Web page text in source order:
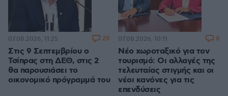
Στις 9 Σεπτεμβρίου ο
Τσίπρας στη ΔΕΘ, στις 2
θα παρουσιάσει το
οικονομικό πρόγραμμά του
07.08.2026, 11:25 28
Νέο χωροταξικό για τον
τουρισμό: Οι αλλαγές της
τελευταίας στιγμής και οι
νέοι κανόνες για τις
επενδύσεις
07.08.2026, 10:11 8